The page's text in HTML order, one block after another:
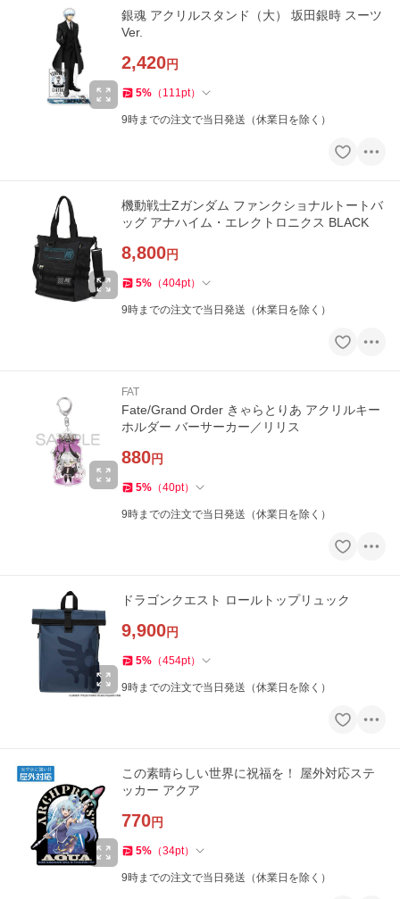
銀魂 アクリルスタンド（大） 坂田銀時 スーツ
Ver.
2,420円
5% （ 111pt）
9時までの注文で当日発送（休業日を除く）
機動戦士Zガンダム ファンクショナルトートバ
ッグ アナハイム・エレクトロニクス BLACK
8,800円
5% （404pt）
9時までの注文で当日発送（休業日を除く）
FAT
Fate/Grand Order きゃらとりあ アクリルキー
ホルダー バーサーカー／リリス
880円
5% （40pt）
9時までの注文で当日発送（休業日を除く）
ドラゴンクエスト ロールトップリュック
9,900円
5% （454pt）
9時までの注文で当日発送（休業日を除く）
この素晴らしい世界に祝福を！ 屋外対応ステ
ッカー アクア
770円
5% （34pt）
9時までの注文で当日発送（休業日を除く）